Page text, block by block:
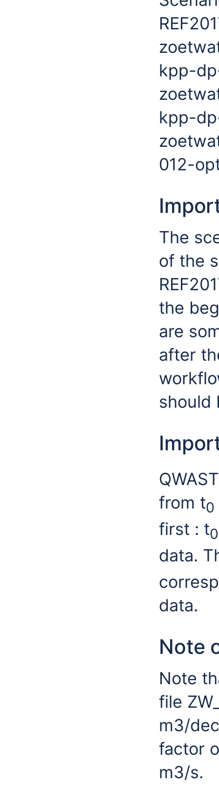
kpp-
kpp-
012-
The
of the
the
are
after
should
from t0
first : t0
data.
data.
Note
Note
file
m3/
factor
m3/s.